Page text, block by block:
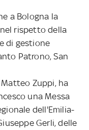
a Bologna la
rispetto della
di gestione
Patrono, San
Zuppi, ha
una Messa
dell'Emilia-
Gerli, delle